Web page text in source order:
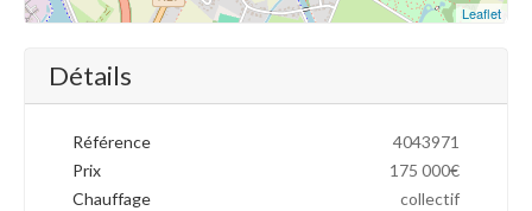
Leaflet
Détails
Référence
4043971
Prix
175 000€
Chauffage
collectif